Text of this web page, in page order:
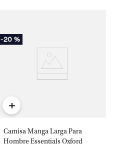
-20 %
+
Camisa Manga Larga Para
Hombre Essentials Oxford